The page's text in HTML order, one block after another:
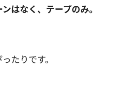
はなく、テープのみ。
たりです。